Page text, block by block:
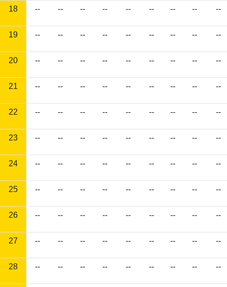
18 -- -- -- -- -- -- -- -- --
19 -- -- -- -- -- -- -- -- --
20 -- -- -- -- -- -- -- -- --
21 -- -- -- -- -- -- -- -- --
22 -- -- -- -- -- -- -- -- --
23 -- -- -- -- -- -- -- -- --
24 -- -- -- -- -- -- -- -- --
25 -- -- -- -- -- -- -- -- --
26 -- -- -- -- -- -- -- -- --
27 -- -- -- -- -- -- -- -- --
28 -- -- -- -- -- -- -- -- --